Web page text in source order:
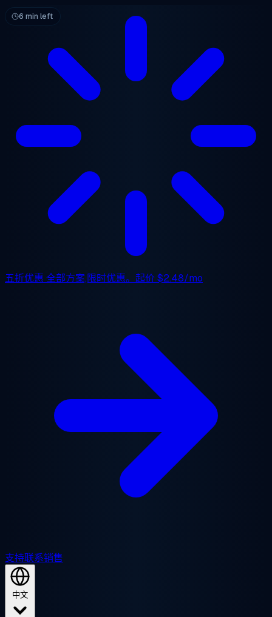
跳至主要内容
五折优惠 全部方案,限时优惠。起价$2.48/mo
支持联系销售
中文
6 min left